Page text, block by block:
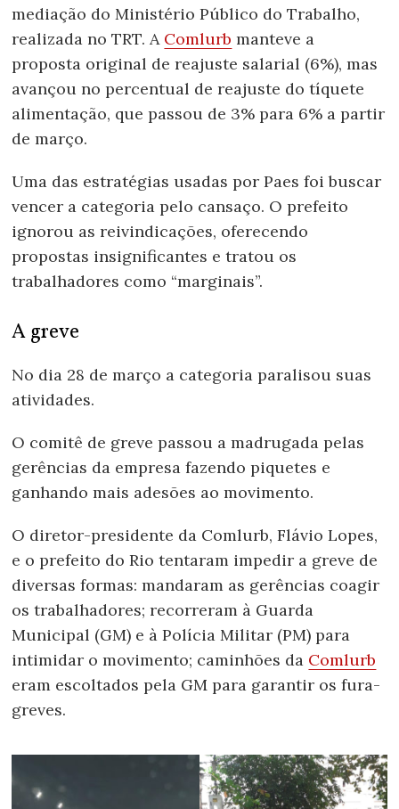
mediação do Ministério Público do Trabalho,
realizada no TRT. A Comlurb manteve a
proposta original de reajuste salarial (6%), mas
avançou no percentual de reajuste do tíquete
alimentação, que passou de 3% para 6% a partir
de março.
Uma das estratégias usadas por Paes foi buscar
vencer a categoria pelo cansaço. O prefeito
ignorou as reivindicações, oferecendo
propostas insignificantes e tratou os
trabalhadores como “marginais”.
A greve
No dia 28 de março a categoria paralisou suas
atividades.
O comitê de greve passou a madrugada pelas
gerências da empresa fazendo piquetes e
ganhando mais adesões ao movimento.
O diretor-presidente da Comlurb, Flávio Lopes,
e o prefeito do Rio tentaram impedir a greve de
diversas formas: mandaram as gerências coagir
os trabalhadores; recorreram à Guarda
Municipal (GM) e à Polícia Militar (PM) para
intimidar o movimento; caminhões da Comlurb
eram escoltados pela GM para garantir os fura-
greves.